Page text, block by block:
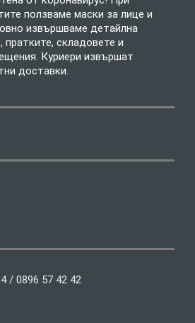
ползваме маски за лице и
извършваме детайлна
складовете и
Куриери извършат
доставки.
Кърпи
/ 0896 57 42 42